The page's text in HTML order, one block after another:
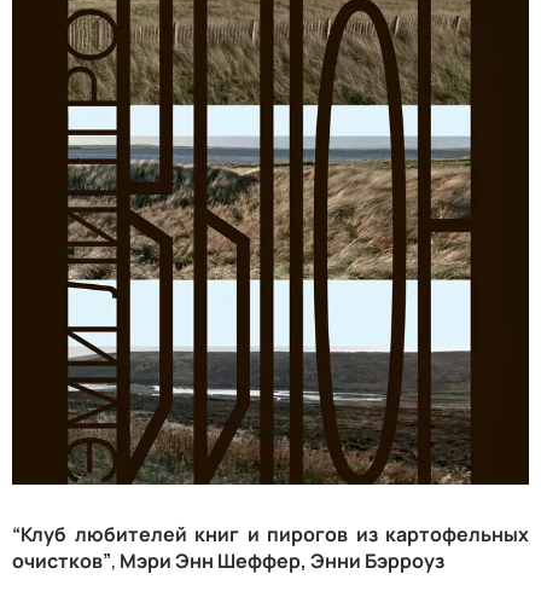
“Клуб любителей книг и пирогов из картофельных
очистков”, Мэри Энн Шеффер, Энни Бэрроуз